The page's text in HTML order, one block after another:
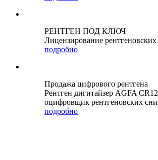
РЕНТГЕН ПОД КЛЮЧ
Лицензирование рентгеновских
подробно
Продажа цифрового рентгена
Рентген дигитайзер AGFA
оцифровщик рентгеновских
подробно